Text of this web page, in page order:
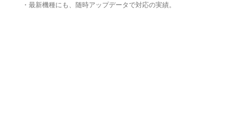
・最新機種にも、随時アップデータで対応の実績。